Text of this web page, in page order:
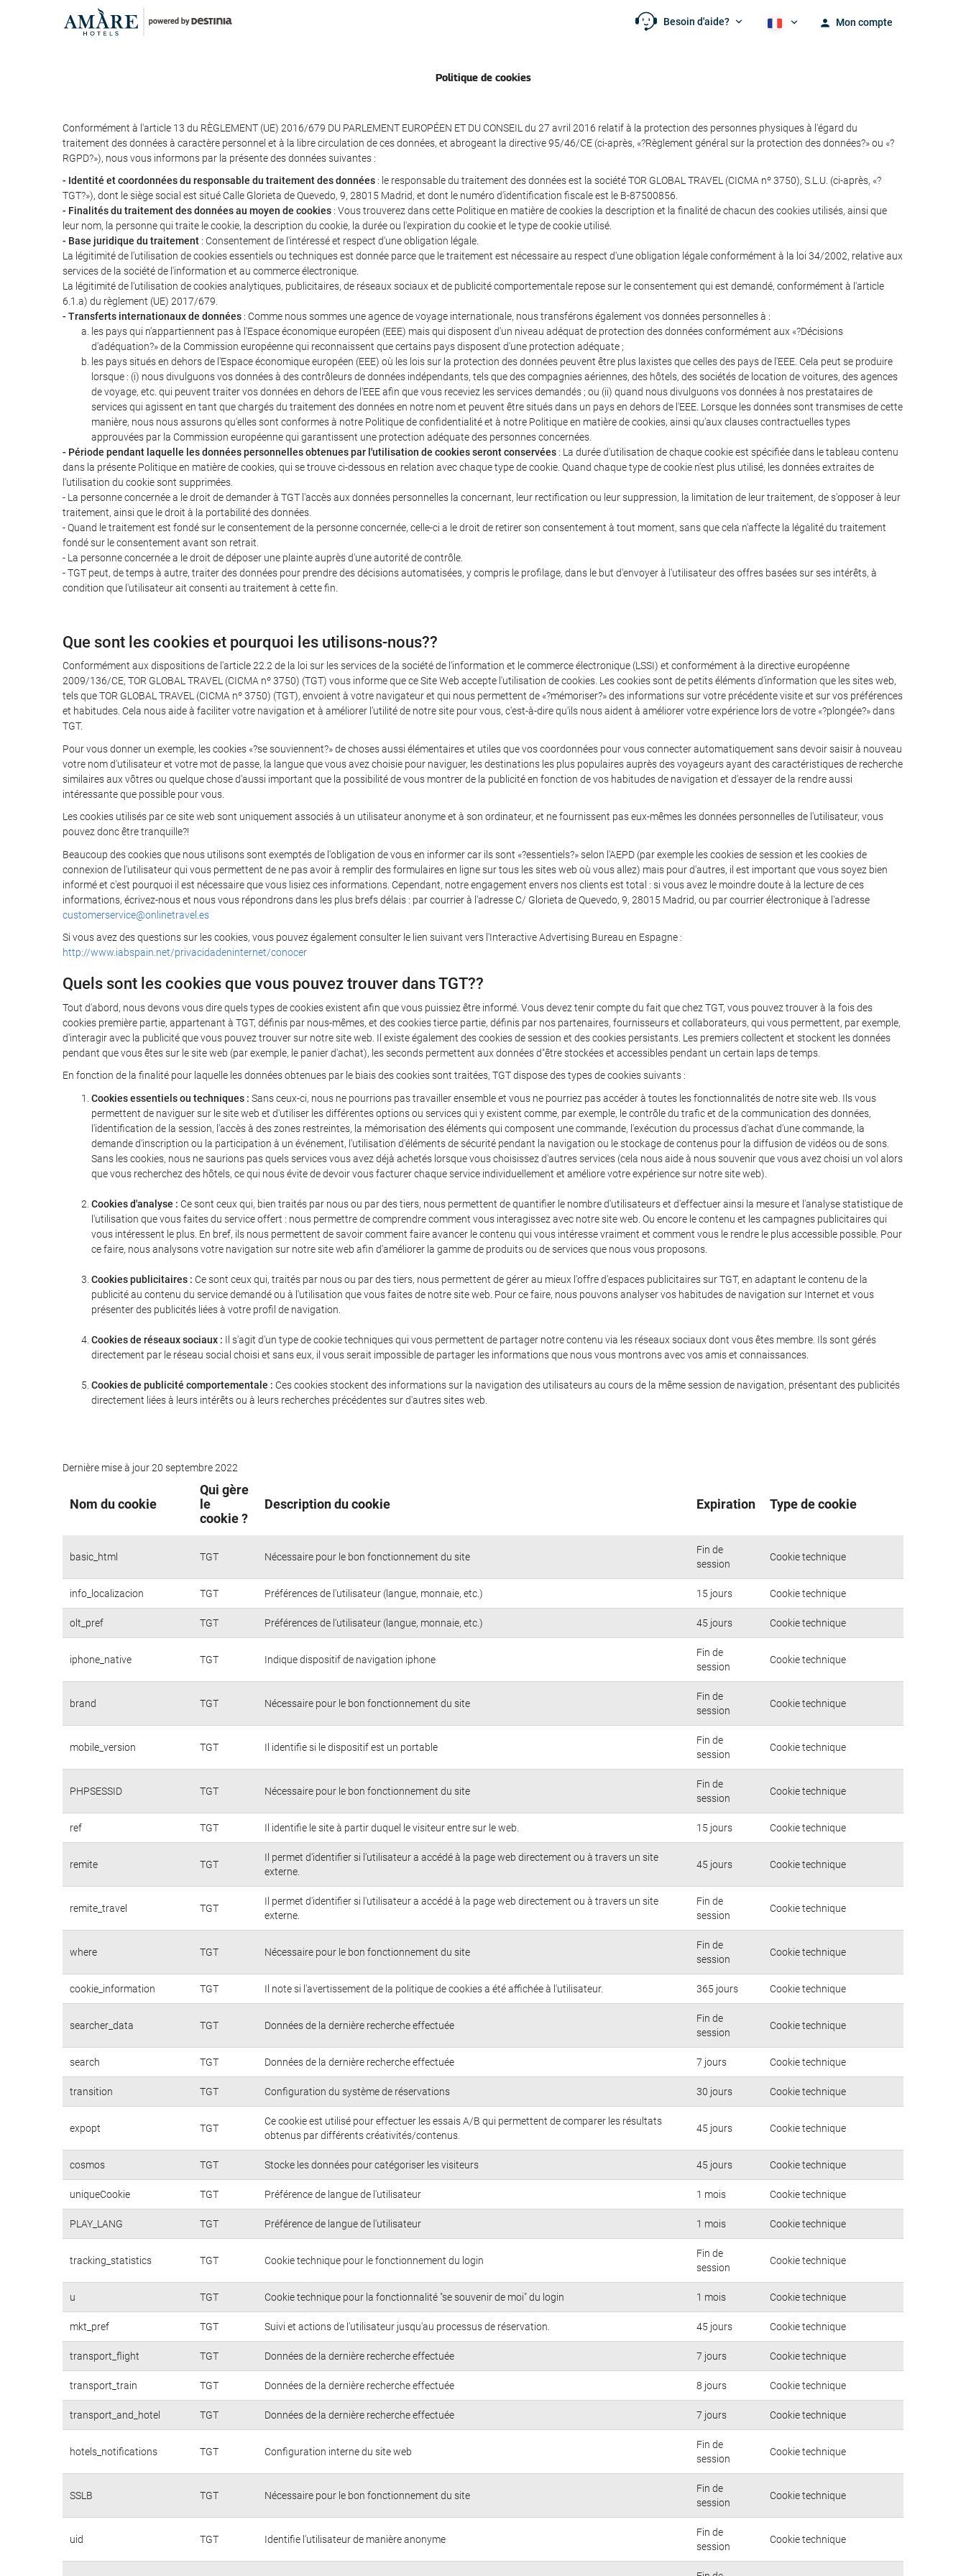
Besoin d'aide? Mon compte
Politique de cookies
Conformément à l'article 13 du RÈGLEMENT (UE) 2016/679 DU PARLEMENT EUROPÉEN ET DU CONSEIL du 27 avril 2016 relatif à la protection des personnes physiques à l'égard du
traitement des données à caractère personnel et à la libre circulation de ces données, et abrogeant la directive 95/46/CE (ci-après, «?Règlement général sur la protection des données?» ou «?
RGPD?»), nous vous informons par la présente des données suivantes :
- Identité et coordonnées du responsable du traitement des données : le responsable du traitement des données est la société TOR GLOBAL TRAVEL (CICMA nº 3750), S.L.U. (ci-après, «?
TGT?»), dont le siège social est situé Calle Glorieta de Quevedo, 9, 28015 Madrid, et dont le numéro d'identification fiscale est le B-87500856.
- Finalités du traitement des données au moyen de cookies : Vous trouverez dans cette Politique en matière de cookies la description et la finalité de chacun des cookies utilisés, ainsi que
leur nom, la personne qui traite le cookie, la description du cookie, la durée ou l'expiration du cookie et le type de cookie utilisé.
- Base juridique du traitement : Consentement de l'intéressé et respect d'une obligation légale.
La légitimité de l'utilisation de cookies essentiels ou techniques est donnée parce que le traitement est nécessaire au respect d'une obligation légale conformément à la loi 34/2002, relative aux
services de la société de l'information et au commerce électronique.
La légitimité de l'utilisation de cookies analytiques, publicitaires, de réseaux sociaux et de publicité comportementale repose sur le consentement qui est demandé, conformément à l'article
6.1.a) du règlement (UE) 2017/679.
- Transferts internationaux de données : Comme nous sommes une agence de voyage internationale, nous transférons également vos données personnelles à :
les pays qui n'appartiennent pas à l'Espace économique européen (EEE) mais qui disposent d'un niveau adéquat de protection des données conformément aux «?Décisions
d'adéquation?» de la Commission européenne qui reconnaissent que certains pays disposent d'une protection adéquate ;
les pays situés en dehors de l'Espace économique européen (EEE) où les lois sur la protection des données peuvent être plus laxistes que celles des pays de l'EEE. Cela peut se produire
lorsque : (i) nous divulguons vos données à des contrôleurs de données indépendants, tels que des compagnies aériennes, des hôtels, des sociétés de location de voitures, des agences
de voyage, etc. qui peuvent traiter vos données en dehors de l'EEE afin que vous receviez les services demandés ; ou (ii) quand nous divulguons vos données à nos prestataires de
services qui agissent en tant que chargés du traitement des données en notre nom et peuvent être situés dans un pays en dehors de l'EEE. Lorsque les données sont transmises de cette
manière, nous nous assurons qu'elles sont conformes à notre Politique de confidentialité et à notre Politique en matière de cookies, ainsi qu'aux clauses contractuelles types
approuvées par la Commission européenne qui garantissent une protection adéquate des personnes concernées.
- Période pendant laquelle les données personnelles obtenues par l'utilisation de cookies seront conservées : La durée d'utilisation de chaque cookie est spécifiée dans le tableau contenu
dans la présente Politique en matière de cookies, qui se trouve ci-dessous en relation avec chaque type de cookie. Quand chaque type de cookie n'est plus utilisé, les données extraites de
l'utilisation du cookie sont supprimées.
- La personne concernée a le droit de demander à TGT l'accès aux données personnelles la concernant, leur rectification ou leur suppression, la limitation de leur traitement, de s'opposer à leur
traitement, ainsi que le droit à la portabilité des données.
- Quand le traitement est fondé sur le consentement de la personne concernée, celle-ci a le droit de retirer son consentement à tout moment, sans que cela n'affecte la légalité du traitement
fondé sur le consentement avant son retrait.
- La personne concernée a le droit de déposer une plainte auprès d'une autorité de contrôle.
- TGT peut, de temps à autre, traiter des données pour prendre des décisions automatisées, y compris le profilage, dans le but d'envoyer à l'utilisateur des offres basées sur ses intérêts, à
condition que l'utilisateur ait consenti au traitement à cette fin.
Que sont les cookies et pourquoi les utilisons-nous??
Conformément aux dispositions de l'article 22.2 de la loi sur les services de la société de l'information et le commerce électronique (LSSI) et conformément à la directive européenne
2009/136/CE, TOR GLOBAL TRAVEL (CICMA nº 3750) (TGT) vous informe que ce Site Web accepte l'utilisation de cookies. Les cookies sont de petits éléments d'information que les sites web,
tels que TOR GLOBAL TRAVEL (CICMA nº 3750) (TGT), envoient à votre navigateur et qui nous permettent de «?mémoriser?» des informations sur votre précédente visite et sur vos préférences
et habitudes. Cela nous aide à faciliter votre navigation et à améliorer l'utilité de notre site pour vous, c'est-à-dire qu'ils nous aident à améliorer votre expérience lors de votre «?plongée?» dans
TGT.
Pour vous donner un exemple, les cookies «?se souviennent?» de choses aussi élémentaires et utiles que vos coordonnées pour vous connecter automatiquement sans devoir saisir à nouveau
votre nom d'utilisateur et votre mot de passe, la langue que vous avez choisie pour naviguer, les destinations les plus populaires auprès des voyageurs ayant des caractéristiques de recherche
similaires aux vôtres ou quelque chose d'aussi important que la possibilité de vous montrer de la publicité en fonction de vos habitudes de navigation et d'essayer de la rendre aussi
intéressante que possible pour vous.
Les cookies utilisés par ce site web sont uniquement associés à un utilisateur anonyme et à son ordinateur, et ne fournissent pas eux-mêmes les données personnelles de l'utilisateur, vous
pouvez donc être tranquille?!
Beaucoup des cookies que nous utilisons sont exemptés de l'obligation de vous en informer car ils sont «?essentiels?» selon l'AEPD (par exemple les cookies de session et les cookies de
connexion de l'utilisateur qui vous permettent de ne pas avoir à remplir des formulaires en ligne sur tous les sites web où vous allez) mais pour d'autres, il est important que vous soyez bien
informé et c'est pourquoi il est nécessaire que vous lisiez ces informations. Cependant, notre engagement envers nos clients est total : si vous avez le moindre doute à la lecture de ces
informations, écrivez-nous et nous vous répondrons dans les plus brefs délais : par courrier à l'adresse C/ Glorieta de Quevedo, 9, 28015 Madrid, ou par courrier électronique à l'adresse
customerservice@onlinetravel.es
Si vous avez des questions sur les cookies, vous pouvez également consulter le lien suivant vers l'Interactive Advertising Bureau en Espagne :
http://www.iabspain.net/privacidadeninternet/conocer
Quels sont les cookies que vous pouvez trouver dans TGT??
Tout d'abord, nous devons vous dire quels types de cookies existent afin que vous puissiez être informé. Vous devez tenir compte du fait que chez TGT, vous pouvez trouver à la fois des
cookies première partie, appartenant à TGT, définis par nous-mêmes, et des cookies tierce partie, définis par nos partenaires, fournisseurs et collaborateurs, qui vous permettent, par exemple,
d'interagir avec la publicité que vous pouvez trouver sur notre site web. Il existe également des cookies de session et des cookies persistants. Les premiers collectent et stockent les données
pendant que vous êtes sur le site web (par exemple, le panier d'achat), les seconds permettent aux données d"être stockées et accessibles pendant un certain laps de temps.
En fonction de la finalité pour laquelle les données obtenues par le biais des cookies sont traitées, TGT dispose des types de cookies suivants :
Cookies essentiels ou techniques : Sans ceux-ci, nous ne pourrions pas travailler ensemble et vous ne pourriez pas accéder à toutes les fonctionnalités de notre site web. Ils vous
permettent de naviguer sur le site web et d'utiliser les différentes options ou services qui y existent comme, par exemple, le contrôle du trafic et de la communication des données,
l'identification de la session, l'accès à des zones restreintes, la mémorisation des éléments qui composent une commande, l'exécution du processus d'achat d'une commande, la
demande d'inscription ou la participation à un événement, l'utilisation d'éléments de sécurité pendant la navigation ou le stockage de contenus pour la diffusion de vidéos ou de sons.
Sans les cookies, nous ne saurions pas quels services vous avez déjà achetés lorsque vous choisissez d'autres services (cela nous aide à nous souvenir que vous avez choisi un vol alors
que vous recherchez des hôtels, ce qui nous évite de devoir vous facturer chaque service individuellement et améliore votre expérience sur notre site web).
Cookies d'analyse : Ce sont ceux qui, bien traités par nous ou par des tiers, nous permettent de quantifier le nombre d'utilisateurs et d'effectuer ainsi la mesure et l'analyse statistique de
l'utilisation que vous faites du service offert : nous permettre de comprendre comment vous interagissez avec notre site web. Ou encore le contenu et les campagnes publicitaires qui
vous intéressent le plus. En bref, ils nous permettent de savoir comment faire avancer le contenu qui vous intéresse vraiment et comment vous le rendre le plus accessible possible. Pour
ce faire, nous analysons votre navigation sur notre site web afin d'améliorer la gamme de produits ou de services que nous vous proposons.
Cookies publicitaires : Ce sont ceux qui, traités par nous ou par des tiers, nous permettent de gérer au mieux l'offre d'espaces publicitaires sur TGT, en adaptant le contenu de la
publicité au contenu du service demandé ou à l'utilisation que vous faites de notre site web. Pour ce faire, nous pouvons analyser vos habitudes de navigation sur Internet et vous
présenter des publicités liées à votre profil de navigation.
Cookies de réseaux sociaux : Il s'agit d'un type de cookie techniques qui vous permettent de partager notre contenu via les réseaux sociaux dont vous êtes membre. Ils sont gérés
directement par le réseau social choisi et sans eux, il vous serait impossible de partager les informations que nous vous montrons avec vos amis et connaissances.
Cookies de publicité comportementale : Ces cookies stockent des informations sur la navigation des utilisateurs au cours de la même session de navigation, présentant des publicités
directement liées à leurs intérêts ou à leurs recherches précédentes sur d'autres sites web.
Dernière mise à jour 20 septembre 2022
Nom du cookie
Qui gère
le
cookie ?
Description du cookie Expiration Type de cookie
basic_html TGT Nécessaire pour le bon fonctionnement du site
Fin de
session
Cookie technique
info_localizacion TGT Préférences de l'utilisateur (langue, monnaie, etc.) 15 jours Cookie technique
olt_pref TGT Préférences de l'utilisateur (langue, monnaie, etc.) 45 jours Cookie technique
iphone_native TGT Indique dispositif de navigation iphone
Fin de
session
Cookie technique
brand TGT Nécessaire pour le bon fonctionnement du site
Fin de
session
Cookie technique
mobile_version TGT Il identifie si le dispositif est un portable
Fin de
session
Cookie technique
PHPSESSID TGT Nécessaire pour le bon fonctionnement du site
Fin de
session
Cookie technique
ref TGT Il identifie le site à partir duquel le visiteur entre sur le web. 15 jours Cookie technique
remite TGT
Il permet d'identifier si l'utilisateur a accédé à la page web directement ou à travers un site
externe.
45 jours Cookie technique
remite_travel TGT
Il permet d'identifier si l'utilisateur a accédé à la page web directement ou à travers un site
externe.
Fin de
session
Cookie technique
where TGT Nécessaire pour le bon fonctionnement du site
Fin de
session
Cookie technique
cookie_information TGT Il note si l'avertissement de la politique de cookies a été affichée à l'utilisateur. 365 jours Cookie technique
searcher_data TGT Données de la dernière recherche effectuée
Fin de
session
Cookie technique
search TGT Données de la dernière recherche effectuée 7 jours Cookie technique
transition TGT Configuration du système de réservations 30 jours Cookie technique
expopt TGT
Ce cookie est utilisé pour effectuer les essais A/B qui permettent de comparer les résultats
obtenus par différents créativités/contenus.
45 jours Cookie technique
cosmos TGT Stocke les données pour catégoriser les visiteurs 45 jours Cookie technique
uniqueCookie TGT Préférence de langue de l'utilisateur 1 mois Cookie technique
PLAY_LANG TGT Préférence de langue de l'utilisateur 1 mois Cookie technique
tracking_statistics TGT Cookie technique pour le fonctionnement du login
Fin de
session
Cookie technique
u TGT Cookie technique pour la fonctionnalité "se souvenir de moi" du login 1 mois Cookie technique
mkt_pref TGT Suivi et actions de l'utilisateur jusqu'au processus de réservation. 45 jours Cookie technique
transport_flight TGT Données de la dernière recherche effectuée 7 jours Cookie technique
transport_train TGT Données de la dernière recherche effectuée 8 jours Cookie technique
transport_and_hotel TGT Données de la dernière recherche effectuée 7 jours Cookie technique
hotels_notifications TGT Configuration interne du site web
Fin de
session
Cookie technique
SSLB TGT Nécessaire pour le bon fonctionnement du site
Fin de
session
Cookie technique
uid TGT Identifie l'utilisateur de manière anonyme
Fin de
session
Cookie technique